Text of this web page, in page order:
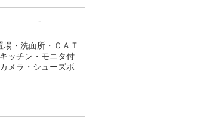
-
・洗面所・ＣＡＴ
ッチン・モニタ付
メラ・シューズボ